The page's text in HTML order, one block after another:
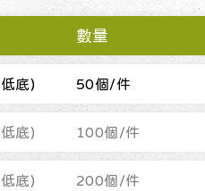
數量
底) 50個/件
底) 100個/件
底) 200個/件